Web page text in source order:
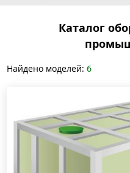
Каталог
Найдено моделей: 6